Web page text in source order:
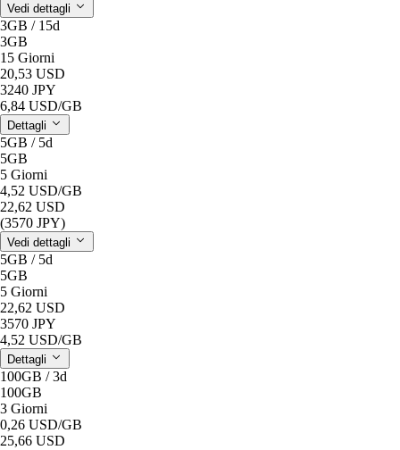
Vedi dettagli
3GB / 15d
3GB
15 Giorni
20,53 USD
3240 JPY
6,84 USD/GB
Dettagli
5GB / 5d
5GB
5 Giorni
4,52 USD/GB
22,62 USD
(3570 JPY)
Vedi dettagli
5GB / 5d
5GB
5 Giorni
22,62 USD
3570 JPY
4,52 USD/GB
Dettagli
100GB / 3d
100GB
3 Giorni
0,26 USD/GB
25,66 USD